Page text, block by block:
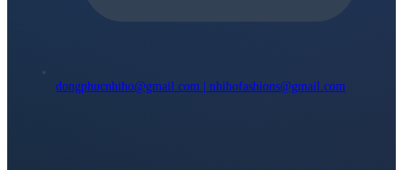
dongphucnhiho@gmail.com | nhihofashions@gmail.com